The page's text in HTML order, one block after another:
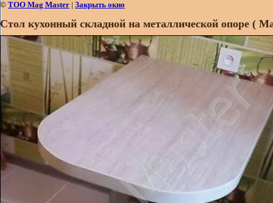
© ТОО Mag Master | Закрыть окно
Стол кухонный складной на металлической опоре (